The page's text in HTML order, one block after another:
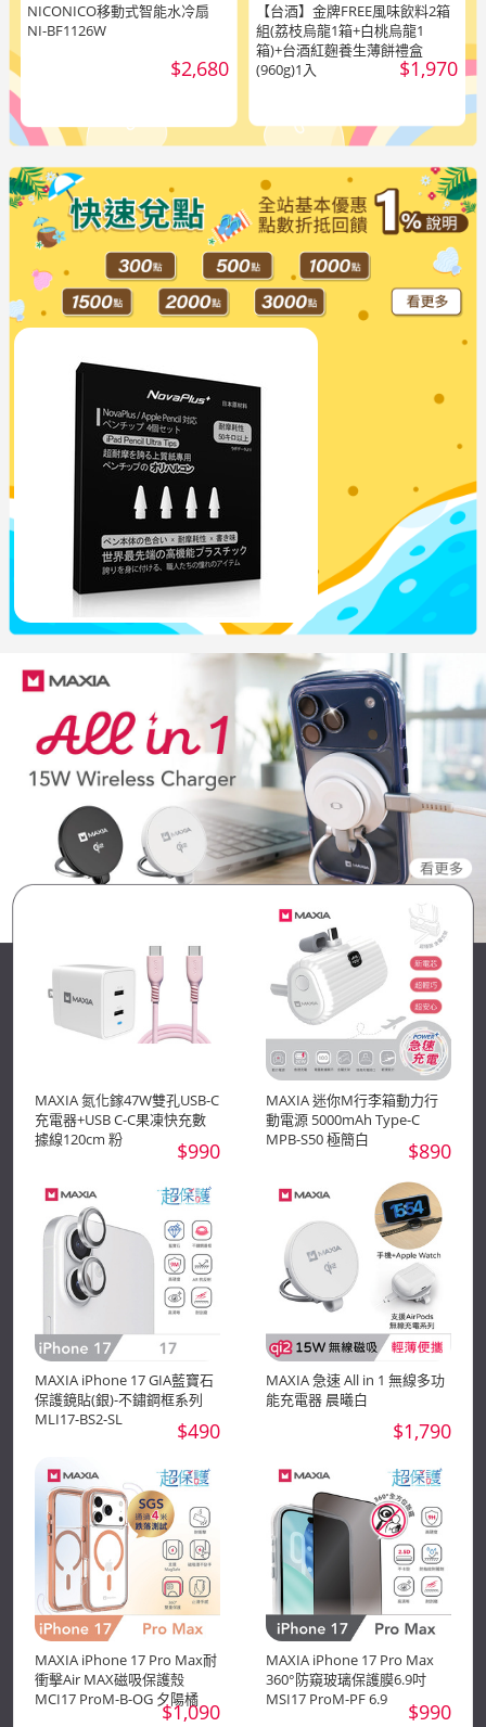
NICONICO移動式智能水冷扇
NI-BF1126W
$2,680
【台酒】金牌FREE風味飲料2箱
組(荔枝烏龍1箱+白桃烏龍1
箱)+台酒紅麴養生薄餅禮盒
(960g)1入
$1,970
NovaPlus UX替換筆尖組4入 白
$499
MAXIA 氮化鎵47W雙孔USB-C
充電器+USB C-C果凍快充數
據線120cm 粉
$990
MAXIA 迷你M行李箱動力行
動電源 5000mAh Type-C
MPB-S50 極簡白
$890
MAXIA iPhone 17 GIA藍寶石
保護鏡貼(銀)-不鏽鋼框系列
MLI17-BS2-SL
$490
MAXIA 急速 All in 1 無線多功
能充電器 晨曦白
$1,790
MAXIA iPhone 17 Pro Max耐
衝擊Air MAX磁吸保護殼
MCI17 ProM-B-OG 夕陽橘
$1,090
MAXIA iPhone 17 Pro Max
360°防窺玻璃保護膜6.9吋
MSI17 ProM-PF 6.9
$990